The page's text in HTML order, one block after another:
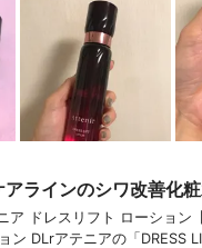
ラインのシワ改善化
ア ドレスリフト ローション
ン DLrアテニアの「DRESS